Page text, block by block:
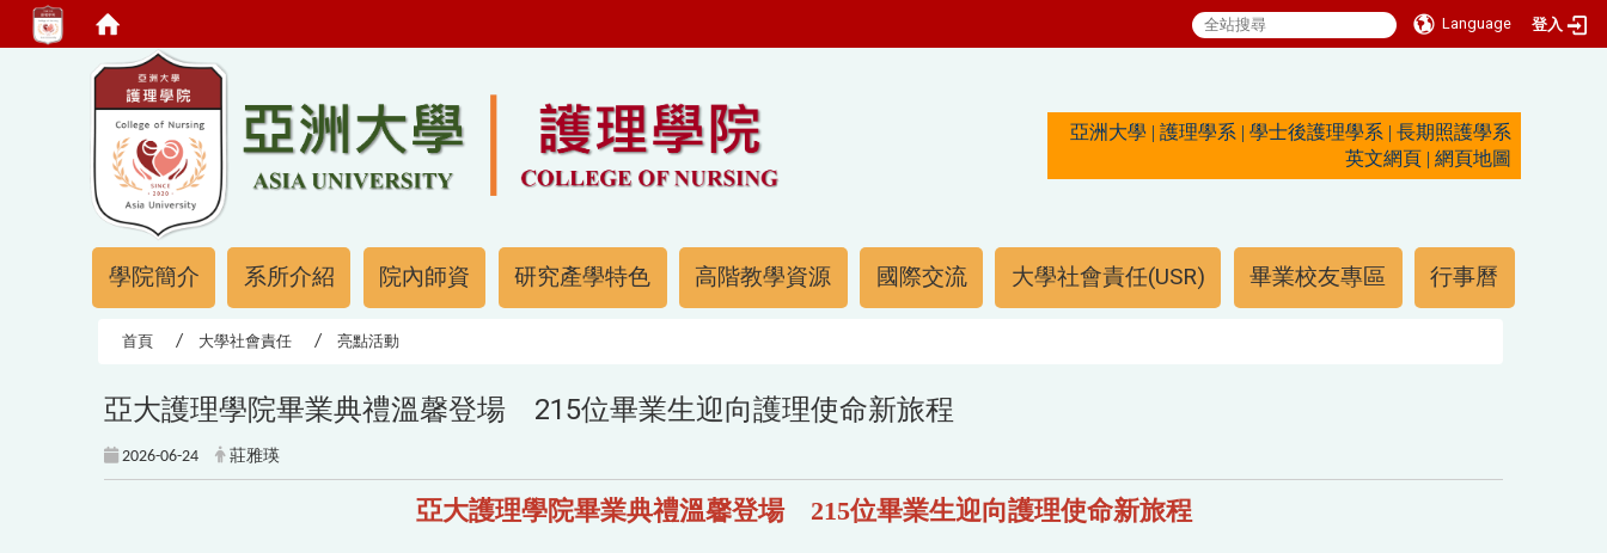
Language
登入
亞洲大學 | 護理學系 | 學士後護理學系 | 長期照護學系
英文網頁 | 網頁地圖
學院簡介 系所介紹 院內師資 研究產學特色 高階教學資源 國際交流 大學社會責任(USR) 畢業校友專區 行事曆
首頁 大學社會責任 亮點活動
亞大護理學院畢業典禮溫馨登場 215位畢業生迎向護理使命新旅程
2026-06-24 莊雅瑛
亞大護理學院畢業典禮溫馨登場 215位畢業生迎向護理使命新旅程